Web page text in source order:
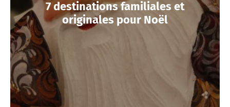
7 destinations familiales et
originales pour Noël